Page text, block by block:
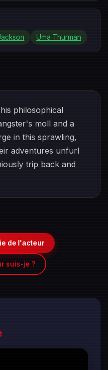
Uma Thurman
philosophical
moll and a
in this sprawling,
adventures unfurl
trip back and
de l'acteur
suis-je ?